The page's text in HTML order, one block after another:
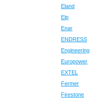
Eland
Elp
Enar
ENDRESS
Engineering
Europower
EXTEL
Fermer
Firestone